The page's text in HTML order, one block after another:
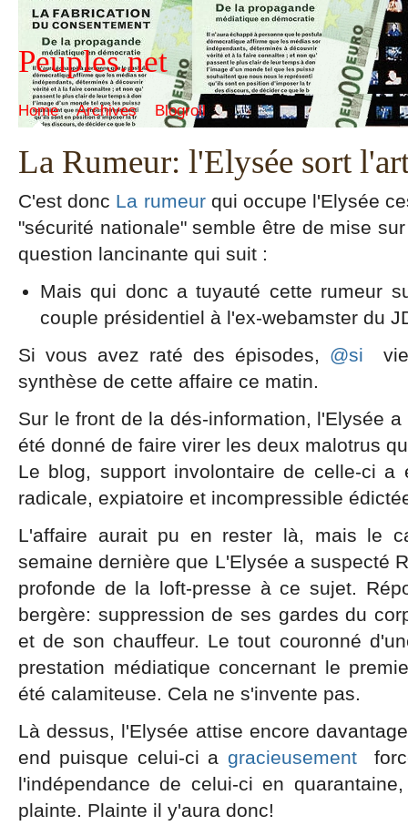
Peuples.net
Home Archives Blogroll
La Rumeur: l'Elysée sort
C'est donc La rumeurqui occupe l'Elysée
"sécurité nationale" semble être de mise
question lancinante qui suit :
Mais qui donc a tuyauté cette rumeur
couple présidentiel à l'ex-webamster du
Si vous avez raté des épisodes, @si
synthèse de cette affaire ce matin.
Sur le front de la dés-information, l'Elysée
été donné de faire virer les deux malotrus
Le blog, support involontaire de celle-ci a
radicale, expiatoire et incompressible
L'affaire aurait pu en rester là, mais le
semaine dernière que L'Elysée a suspecté
profonde de la loft-presse à ce sujet.
bergère: suppression de ses gardes du
et de son chauffeur. Le tout couronné
prestation médiatique concernant le
été calamiteuse. Cela ne s'invente pas.
Là dessus, l'Elysée attise encore
end puisque celui-ci a gracieusement
l'indépendance de celui-ci en
plainte. Plainte il y'aura donc!